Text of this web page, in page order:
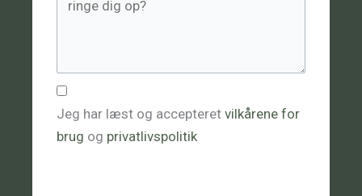
Jeg har læst og accepteret vilkårene for
brug og privatlivspolitik